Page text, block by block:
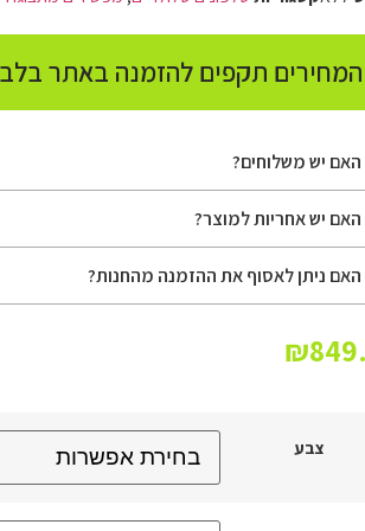
תקפים להזמנה באתר
האם יש משלוחים?
האם יש אחריות למוצר?
האם ניתן לאסוף את ההזמנה מהחנות?
₪
צבע